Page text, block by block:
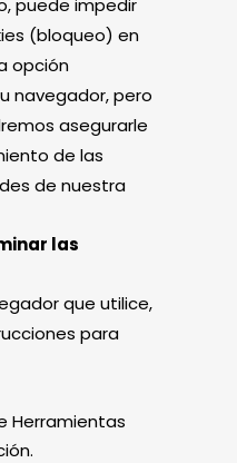
puede impedir
(bloqueo) en
opción
navegador, pero
asegurarle
de las
de nuestra
las
que utilice,
para
Herramientas